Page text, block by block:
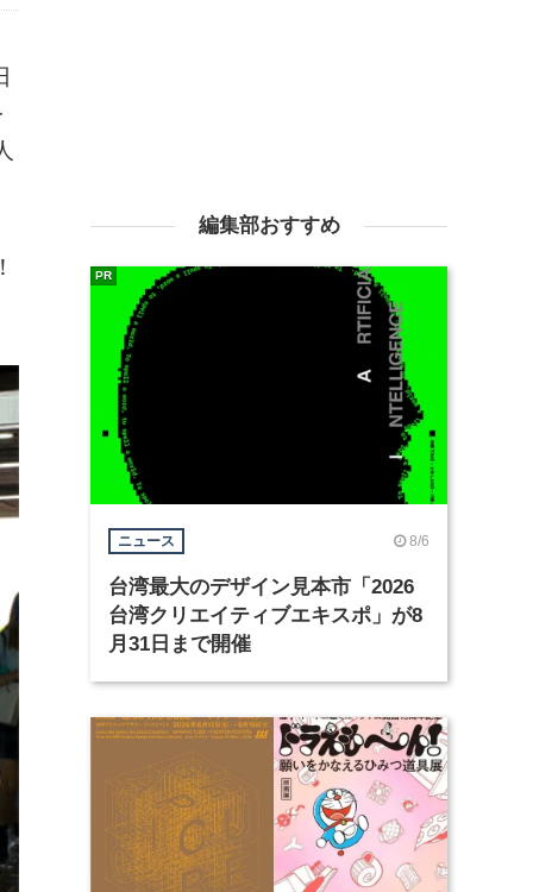
編集部おすすめ
ニュース 8/6
台湾最大のデザイン見本市「2026
台湾クリエイティブエキスポ」が8
月31日まで開催
PR